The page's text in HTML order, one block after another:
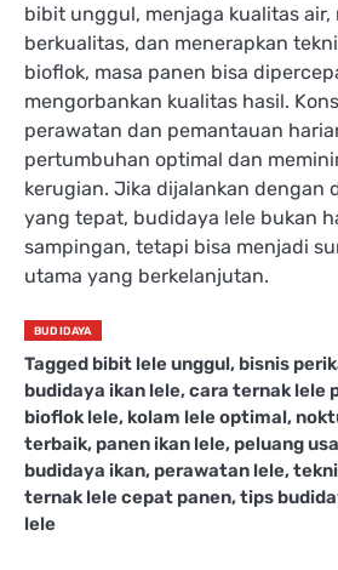
bibit unggul, menjaga kualitas air,
berkualitas, dan menerapkan
bioflok, masa panen bisa
mengorbankan kualitas hasil.
perawatan dan pemantauan
pertumbuhan optimal dan
kerugian. Jika dijalankan dengan
yang tepat, budidaya lele bukan
sampingan, tetapi bisa menjadi
utama yang berkelanjutan.
BUDIDAYA
Tagged bibit lele unggul, bisnis
budidaya ikan lele, cara ternak lele
bioflok lele, kolam lele optimal,
terbaik, panen ikan lele, peluang
budidaya ikan, perawatan lele,
ternak lele cepat panen, tips
lele